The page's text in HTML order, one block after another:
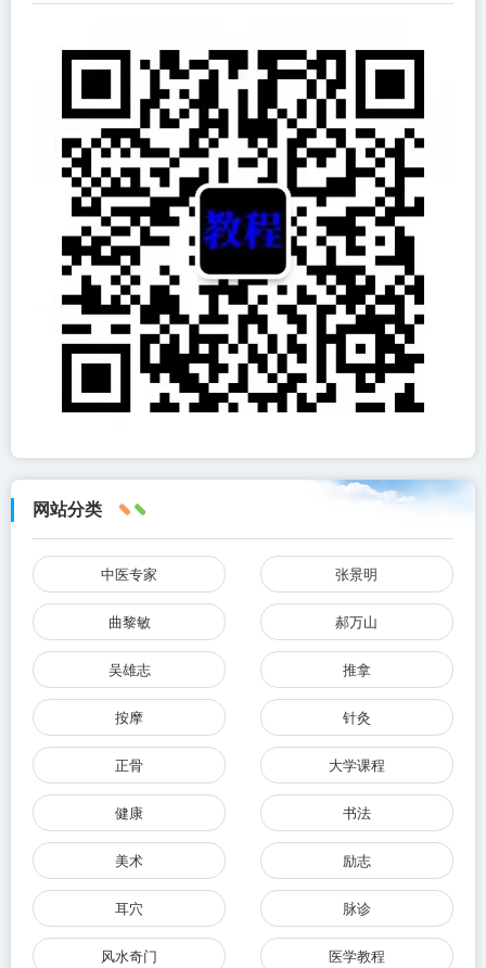
网站分类
中医专家 张景明
曲黎敏 郝万山
吴雄志 推拿
按摩 针灸
正骨 大学课程
健康 书法
美术 励志
耳穴 脉诊
风水奇门 医学教程